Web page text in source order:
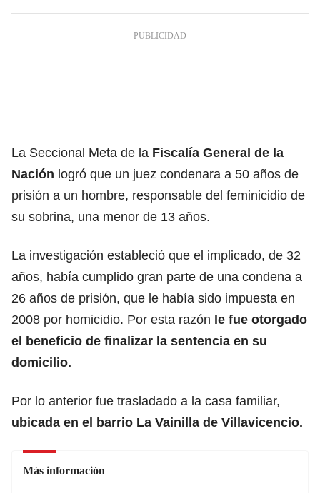
La Seccional Meta de la Fiscalía General de la
Nación logró que un juez condenara a 50 años de
prisión a un hombre, responsable del feminicidio de
su sobrina, una menor de 13 años.
La investigación estableció que el implicado, de 32
años, había cumplido gran parte de una condena a
26 años de prisión, que le había sido impuesta en
2008 por homicidio. Por esta razón le fue otorgado
el beneficio de finalizar la sentencia en su
domicilio.
Por lo anterior fue trasladado a la casa familiar,
ubicada en el barrio La Vainilla de Villavicencio.
Más información